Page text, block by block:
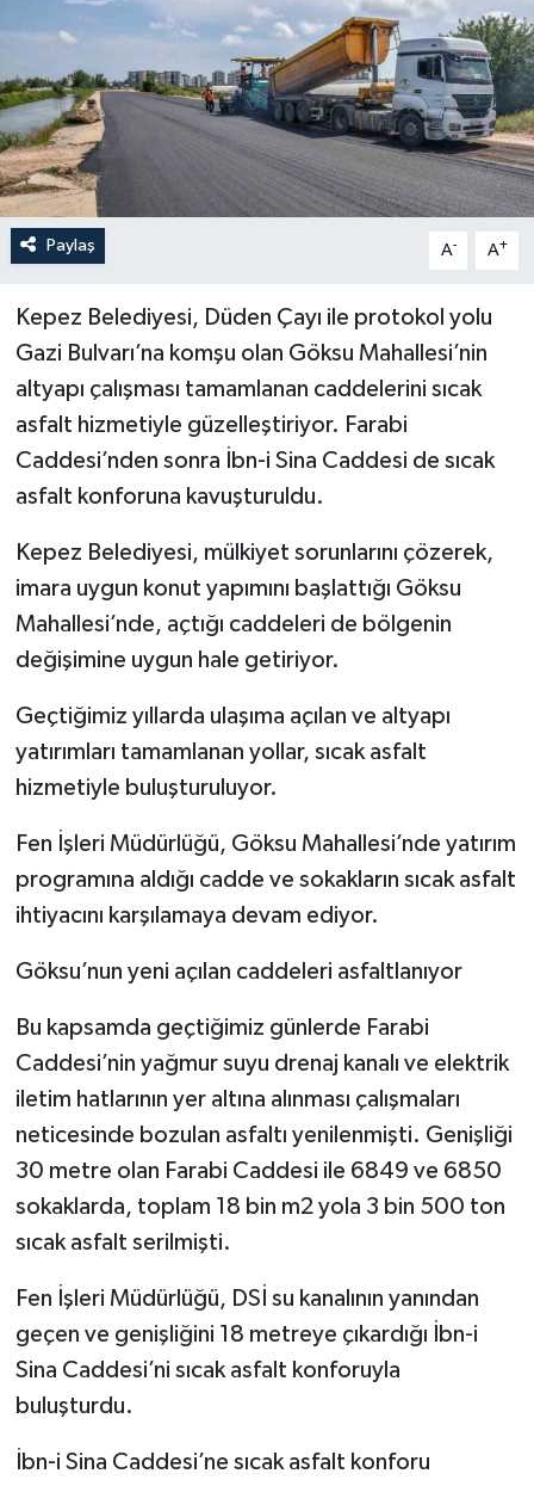
Paylaş A- A+
Kepez Belediyesi, Düden Çayı ile protokol yolu
Gazi Bulvarı’na komşu olan Göksu Mahallesi’nin
altyapı çalışması tamamlanan caddelerini sıcak
asfalt hizmetiyle güzelleştiriyor. Farabi
Caddesi’nden sonra İbn-i Sina Caddesi de sıcak
asfalt konforuna kavuşturuldu.
Kepez Belediyesi, mülkiyet sorunlarını çözerek,
imara uygun konut yapımını başlattığı Göksu
Mahallesi’nde, açtığı caddeleri de bölgenin
değişimine uygun hale getiriyor.
Geçtiğimiz yıllarda ulaşıma açılan ve altyapı
yatırımları tamamlanan yollar, sıcak asfalt
hizmetiyle buluşturuluyor.
Fen İşleri Müdürlüğü, Göksu Mahallesi’nde yatırım
programına aldığı cadde ve sokakların sıcak asfalt
ihtiyacını karşılamaya devam ediyor.
Göksu’nun yeni açılan caddeleri asfaltlanıyor
Bu kapsamda geçtiğimiz günlerde Farabi
Caddesi’nin yağmur suyu drenaj kanalı ve elektrik
iletim hatlarının yer altına alınması çalışmaları
neticesinde bozulan asfaltı yenilenmişti. Genişliği
30 metre olan Farabi Caddesi ile 6849 ve 6850
sokaklarda, toplam 18 bin m2 yola 3 bin 500 ton
sıcak asfalt serilmişti.
Fen İşleri Müdürlüğü, DSİ su kanalının yanından
geçen ve genişliğini 18 metreye çıkardığı İbn-i
Sina Caddesi’ni sıcak asfalt konforuyla
buluşturdu.
İbn-i Sina Caddesi’ne sıcak asfalt konforu